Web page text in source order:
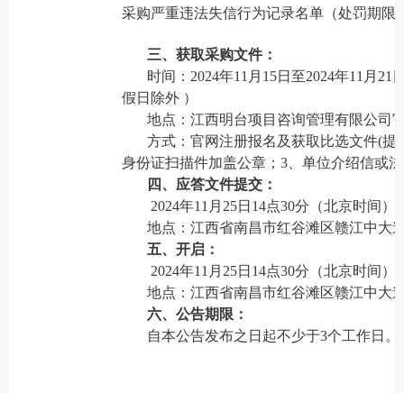
采购严重违法失信行为记录名单（处罚期
三、获取采购文件：
时间：2024年11月15日至2024年11月21
假日除外 ）
地点：江西明台项目咨询管理有限公司
方式：官网注册报名及获取比选文件(
身份证扫描件加盖公章；3、单位介绍信或
四、应答文件提交：
2024年11月25日14点30分（北京时间）
地点：江西省南昌市红谷滩区赣江中大
五、开启：
2024年11月25日14点30分（北京时间）
地点：江西省南昌市红谷滩区赣江中大
六、公告期限：
自本公告发布之日起不少于3个工作日。